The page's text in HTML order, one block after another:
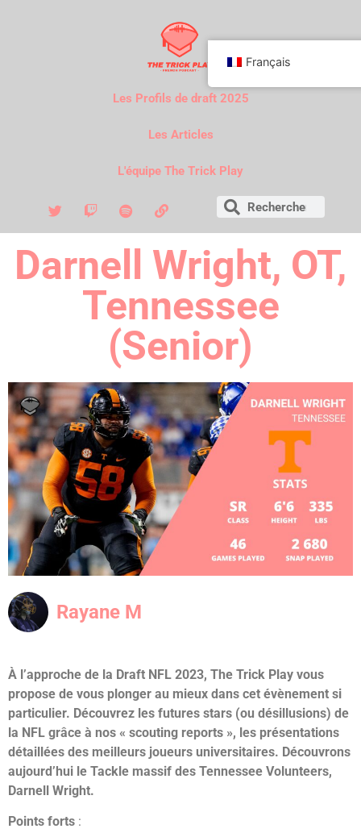
Les Profils de draft 2025
Les Articles
L'équipe The Trick Play
Darnell Wright, OT,
Tennessee
(Senior)
Rayane M
À l’approche de la Draft NFL 2023, The Trick Play vous
propose de vous plonger au mieux dans cet évènement si
particulier. Découvrez les futures stars (ou désillusions) de
la NFL grâce à nos « scouting reports », les présentations
détaillées des meilleurs joueurs universitaires. Découvrons
aujourd’hui le Tackle massif des Tennessee Volunteers,
Darnell Wright.
Points forts :
Français